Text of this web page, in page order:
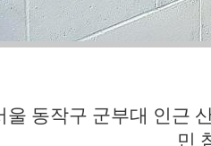
울 동작구 군부대 인근
민